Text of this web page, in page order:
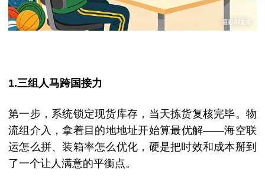
1.三组人马跨国接力
第一步，系统锁定现货库存，当天拣货复核完毕。 物
流组介入，拿着目的地地址开始算最优解——海空联
运怎么拼、装箱率怎么优化，硬是把时效和成本掰到
了一个让人满意的平衡点。